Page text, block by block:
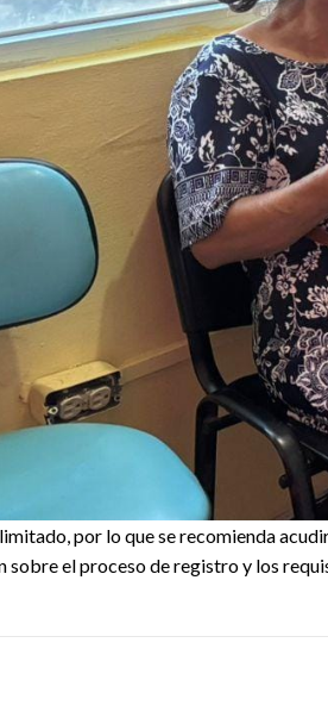
por lo que se recomienda
sobre el proceso de registro y los